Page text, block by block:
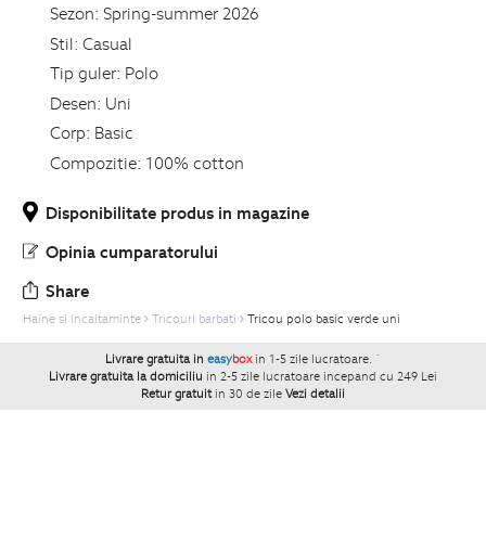
Sezon: Spring-summer 2026
Stil: Casual
Tip guler: Polo
Desen: Uni
Corp: Basic
Compozitie: 100% cotton
Disponibilitate produs in magazine
Opinia cumparatorului
Share
Haine si Incaltaminte Tricouri barbati Tricou polo basic verde uni
Livrare gratuita in easybox in 1-5 zile lucratoare. `
Livrare gratuita la domiciliu in 2-5 zile lucratoare incepand cu 249 Lei
Retur gratuit in 30 de zile Vezi detalii